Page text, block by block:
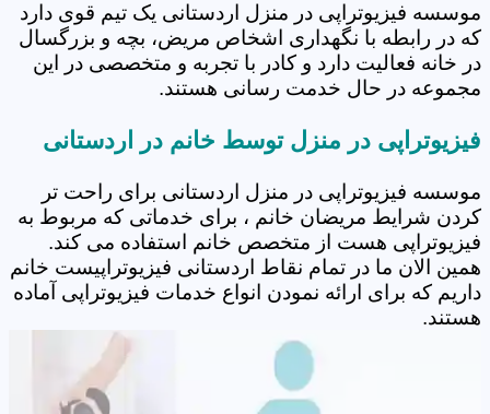
موسسه فیزیوتراپی در منزل اردستانی یک تیم قوی دارد
که در رابطه با نگهداری اشخاص مریض، بچه و بزرگسال
در خانه فعالیت دارد و کادر با تجربه و متخصصی در این
مجموعه در حال خدمت رسانی هستند.
فیزیوتراپی در منزل توسط خانم در اردستانی
موسسه فیزیوتراپی در منزل اردستانی برای راحت تر
کردن شرایط مریضان خانم ، برای خدماتی که مربوط به
فیزیوتراپی هست از متخصص خانم استفاده می کند.
همین الان ما در تمام نقاط اردستانی فیزیوتراپیست خانم
داریم که برای ارائه نمودن انواع خدمات فیزیوتراپی آماده
هستند.